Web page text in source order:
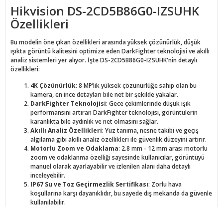
Hikvision DS-2CD5B86G0-IZSUHK
Özellikleri
Bu modelin öne çıkan özellikleri arasında yüksek çözünürlük, düşük
ışıkta görüntü kalitesini optimize eden DarkFighter teknolojisi ve akıllı
analiz sistemleri yer alıyor. İşte DS-2CD5B86G0-IZSUHK'nin detaylı
özellikleri:
4K Çözünürlük: 8 MP’lik yüksek çözünürlüğe sahip olan bu
kamera, en ince detayları bile net bir şekilde yakalar.
DarkFighter Teknolojisi: Gece çekimlerinde düşük ışık
performansını artıran DarkFighter teknolojisi, görüntülerin
karanlıkta bile aydınlık ve net olmasını sağlar.
Akıllı Analiz Özellikleri: Yüz tanıma, nesne takibi ve geçiş
algılama gibi akıllı analiz özellikleri ile güvenlik düzeyini artırır.
Motorlu Zoom ve Odaklama: 2.8 mm - 12 mm arası motorlu
zoom ve odaklanma özelliği sayesinde kullanıcılar, görüntüyü
manuel olarak ayarlayabilir ve izlenilen alanı daha detaylı
inceleyebilir.
IP67 Su ve Toz Geçirmezlik Sertifikası: Zorlu hava
koşullarına karşı dayanıklıdır, bu sayede dış mekanda da güvenle
kullanılabilir.